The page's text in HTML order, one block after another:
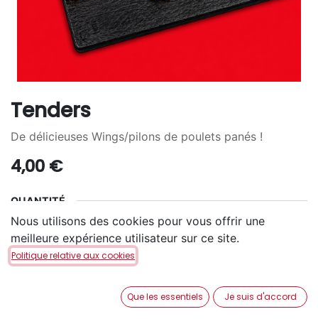
Tenders
De délicieuses Wings/pilons de poulets panés !
4,00 €
QUANTITÉ
2 4 + 3,00€ 6 + 5,00€
Ketchup mayonnaise
Nous utilisons des cookies pour vous offrir une
meilleure expérience utilisateur sur ce site.
Politique relative aux cookies
Que les essentiels Je suis d'accord